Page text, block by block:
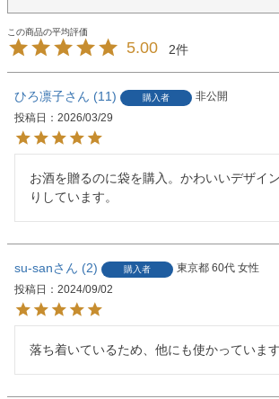
5.00 2
ひろ凛子 11 購入者
非公開
投稿日
2026/03/29
お酒を贈るのに袋を購入。かわいいデザイ
りしています。
su-san 2 購入者 東京都 60代 女性
投稿日
2024/09/02
落ち着いているため、他にも使かっています